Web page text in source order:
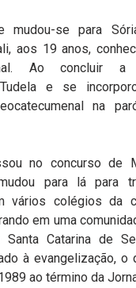
mudou-se para
aos 19 anos,
Ao concluir a
e se
na
no concurso de
para lá para
vários colégios da
em uma
Santa Catarina de
à evangelização, o
ao término da